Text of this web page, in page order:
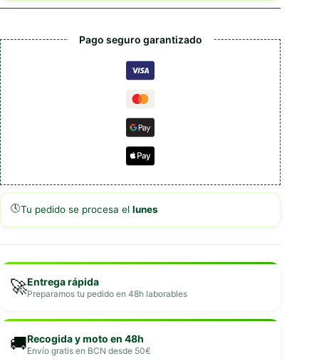
cantidad
Pago seguro garantizado
🕔Tu pedido se procesa el lunes
🚀Entrega rápida
Preparamos tu pedido en 48h laborables
🚚Recogida y moto en 48h
Envío gratis en BCN desde 50€